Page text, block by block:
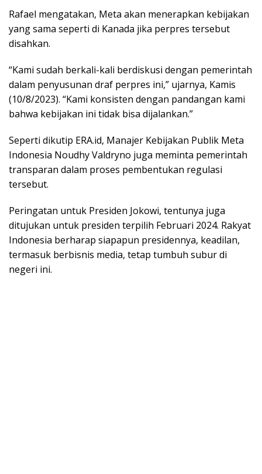
Rafael mengatakan, Meta akan menerapkan kebijakan
yang sama seperti di Kanada jika perpres tersebut
disahkan.
“Kami sudah berkali-kali berdiskusi dengan pemerintah
dalam penyusunan draf perpres ini,” ujarnya, Kamis
(10/8/2023). “Kami konsisten dengan pandangan kami
bahwa kebijakan ini tidak bisa dijalankan.”
Seperti dikutip ERA.id, Manajer Kebijakan Publik Meta
Indonesia Noudhy Valdryno juga meminta pemerintah
transparan dalam proses pembentukan regulasi
tersebut.
Peringatan untuk Presiden Jokowi, tentunya juga
ditujukan untuk presiden terpilih Februari 2024. Rakyat
Indonesia berharap siapapun presidennya, keadilan,
termasuk berbisnis media, tetap tumbuh subur di
negeri ini.